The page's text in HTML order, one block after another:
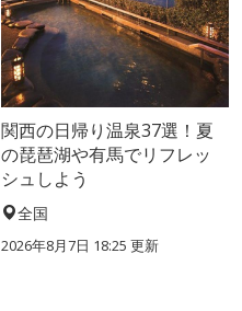
関西の日帰り温泉37選！夏
の琵琶湖や有馬でリフレッ
シュしよう
全国
2026年8月7日 18:25 更新